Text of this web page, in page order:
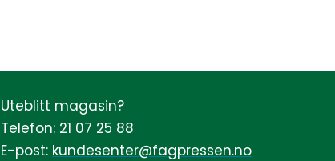
Uteblitt magasin?
Telefon: 21 07 25 88
E-post: kundesenter@fagpressen.no